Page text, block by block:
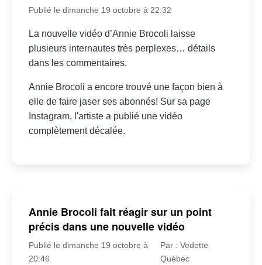
Publié le dimanche 19 octobre à 22:32
La nouvelle vidéo d’Annie Brocoli laisse
plusieurs internautes très perplexes… détails
dans les commentaires.
Annie Brocoli a encore trouvé une façon bien à
elle de faire jaser ses abonnés! Sur sa page
Instagram, l'artiste a publié une vidéo
complètement décalée.
Annie Brocoli fait réagir sur un point
précis dans une nouvelle vidéo
Publié le dimanche 19 octobre à
20:46
Par : Vedette
Québec